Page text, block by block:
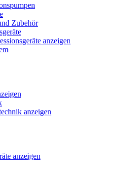
Zubehör
anzeigen
anzeigen
anzeigen